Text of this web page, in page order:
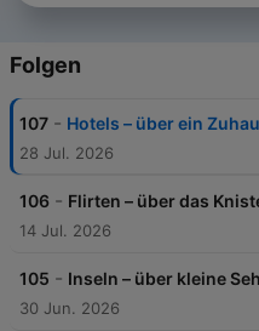
Folgen
107 - Hotels – über ein
28 Jul. 2026
106 - Flirten – über das
14 Jul. 2026
105 - Inseln – über kleine
30 Jun. 2026